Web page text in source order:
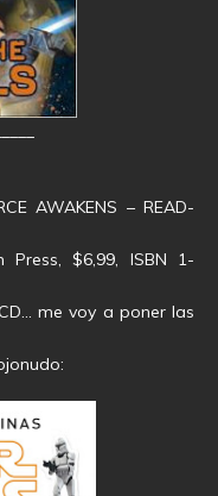
AWAKENS – READ-
Press, $6,99, ISBN 1-
me voy a poner las